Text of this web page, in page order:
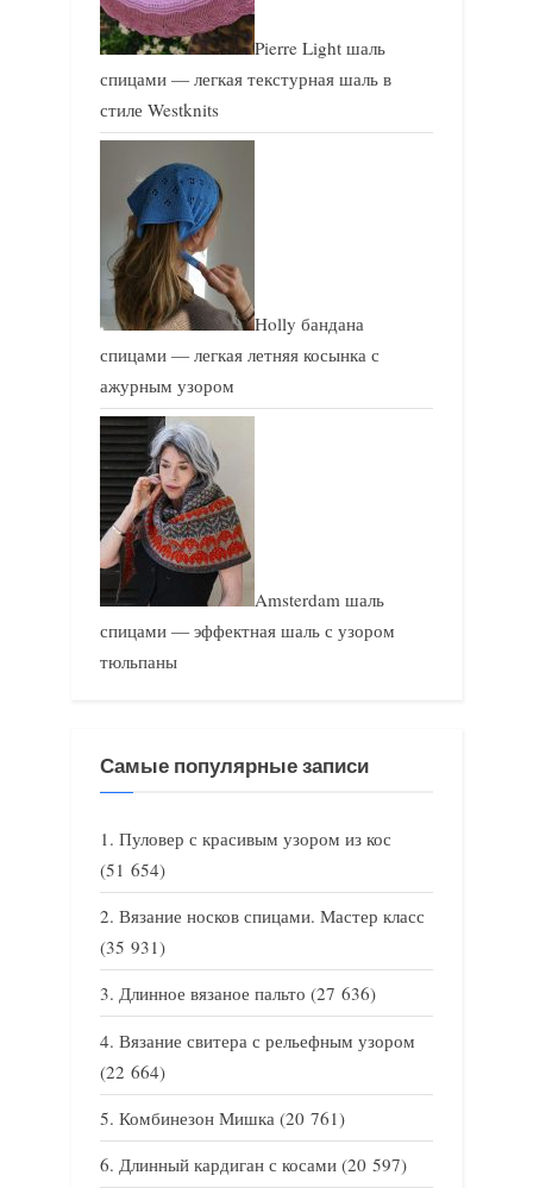
Pierre Light шаль
спицами — легкая текстурная шаль в
стиле Westknits
Holly бандана
спицами — легкая летняя косынка с
ажурным узором
Amsterdam шаль
спицами — эффектная шаль с узором
тюльпаны
Самые популярные записи
Пуловер с красивым узором из кос
(51 654)
Вязание носков спицами. Мастер класс
(35 931)
Длинное вязаное пальто (27 636)
Вязание свитера с рельефным узором
(22 664)
Комбинезон Мишка (20 761)
Длинный кардиган с косами (20 597)